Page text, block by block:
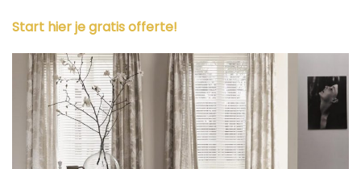
Start hier je gratis offerte!